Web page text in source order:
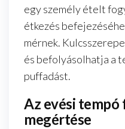
egy személy ételt
étkezés
mérnek.
és befolyásolhatja a
puffadást.
Az evési tempó
megértése